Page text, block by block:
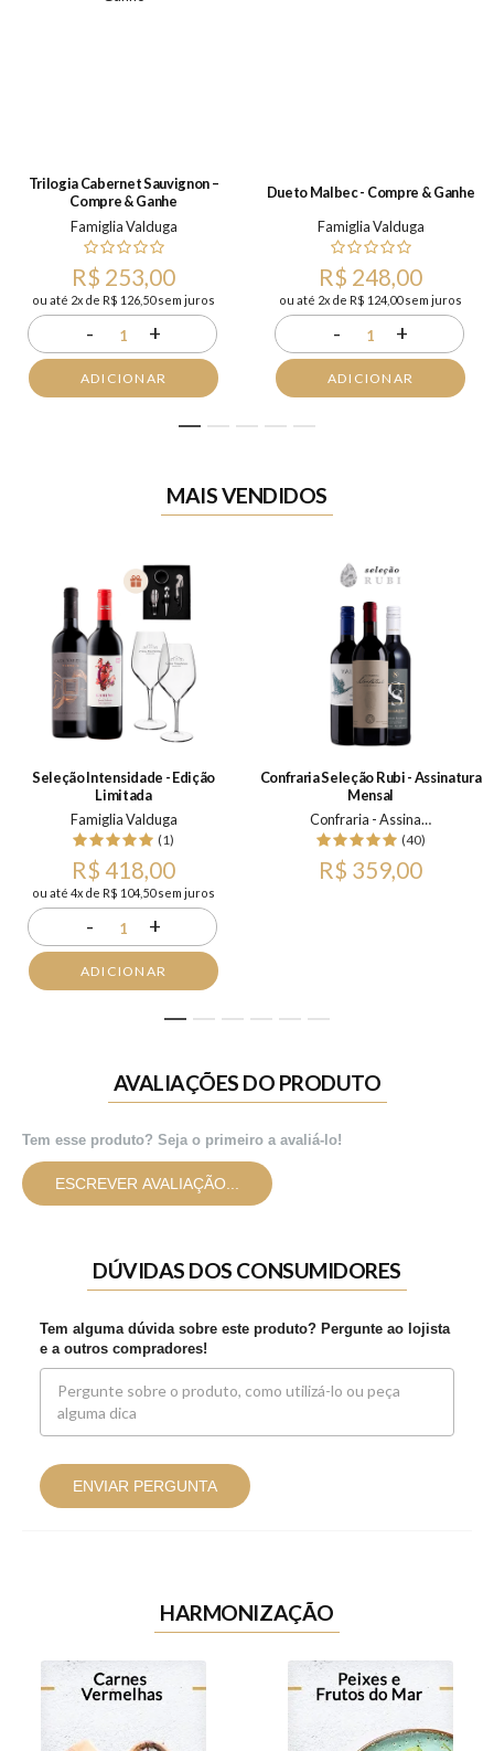
Trilogia Cabernet Sauvignon –
Compre & Ganhe
Famiglia Valduga
R$ 253,00
ou até 2x de R$ 126,50 sem juros
- 1 +
ADICIONAR
Dueto Malbec - Compre & Ganhe
Famiglia Valduga
R$ 248,00
ou até 2x de R$ 124,00 sem juros
- 1 +
ADICIONAR
MAIS VENDIDOS
Seleção Intensidade - Edição
Limitada
Famiglia Valduga
(1)
R$ 418,00
ou até 4x de R$ 104,50 sem juros
- 1 +
ADICIONAR
Confraria Seleção Rubi - Assinatura
Mensal
Confraria - Assinatura Mensal
(40)
R$ 359,00
AVALIAÇÕES DO PRODUTO
Tem esse produto? Seja o primeiro a avaliá-lo!
ESCREVER AVALIAÇÃO...
DÚVIDAS DOS CONSUMIDORES
Tem alguma dúvida sobre este produto? Pergunte ao lojista
e a outros compradores!
ENVIAR PERGUNTA
HARMONIZAÇÃO